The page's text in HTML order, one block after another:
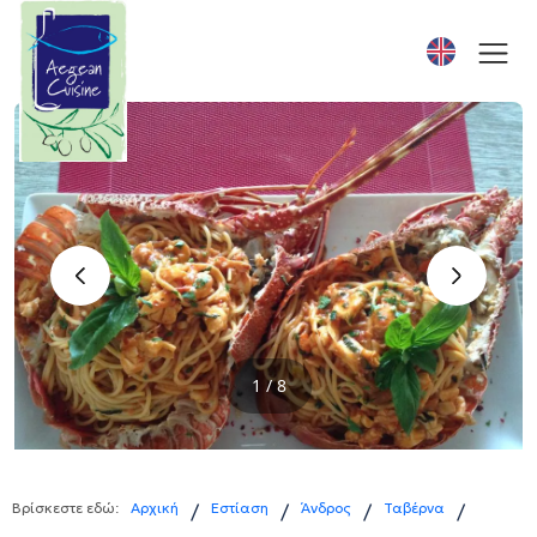
‹ ›
1 / 8
Βρίσκεστε εδώ: Αρχική / Εστίαση / Άνδρος / Ταβέρνα /